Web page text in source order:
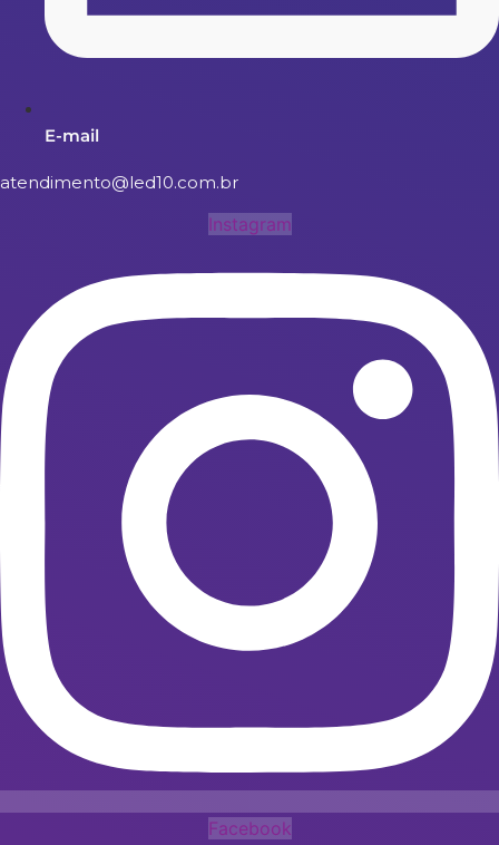
E-mail
atendimento@led10.com.br
Instagram
Facebook